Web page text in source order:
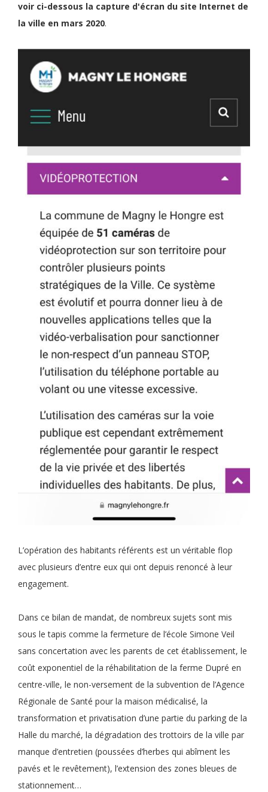
voir ci-dessous la capture d'écran du site Internet de
la ville en mars 2020.
L’opération des habitants référents est un véritable flop
avec plusieurs d’entre eux qui ont depuis renoncé à leur
engagement.
Dans ce bilan de mandat, de nombreux sujets sont mis
sous le tapis comme la fermeture de l’école Simone Veil
sans concertation avec les parents de cet établissement, le
coût exponentiel de la réhabilitation de la ferme Dupré en
centre-ville, le non-versement de la subvention de l’Agence
Régionale de Santé pour la maison médicalisé, la
transformation et privatisation d’une partie du parking de la
Halle du marché, la dégradation des trottoirs de la ville par
manque d’entretien (poussées d’herbes qui abîment les
pavés et le revêtement), l’extension des zones bleues de
stationnement…